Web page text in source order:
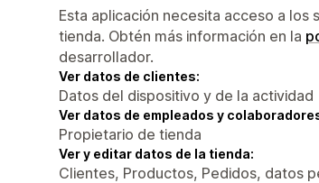
Esta aplicación necesita acceso a los
tienda. Obtén más información en la
desarrollador.
Ver datos de clientes:
Datos del dispositivo y de la actividad
Ver datos de empleados y
Propietario de tienda
Ver y editar datos de la tienda:
Clientes, Productos, Pedidos, datos